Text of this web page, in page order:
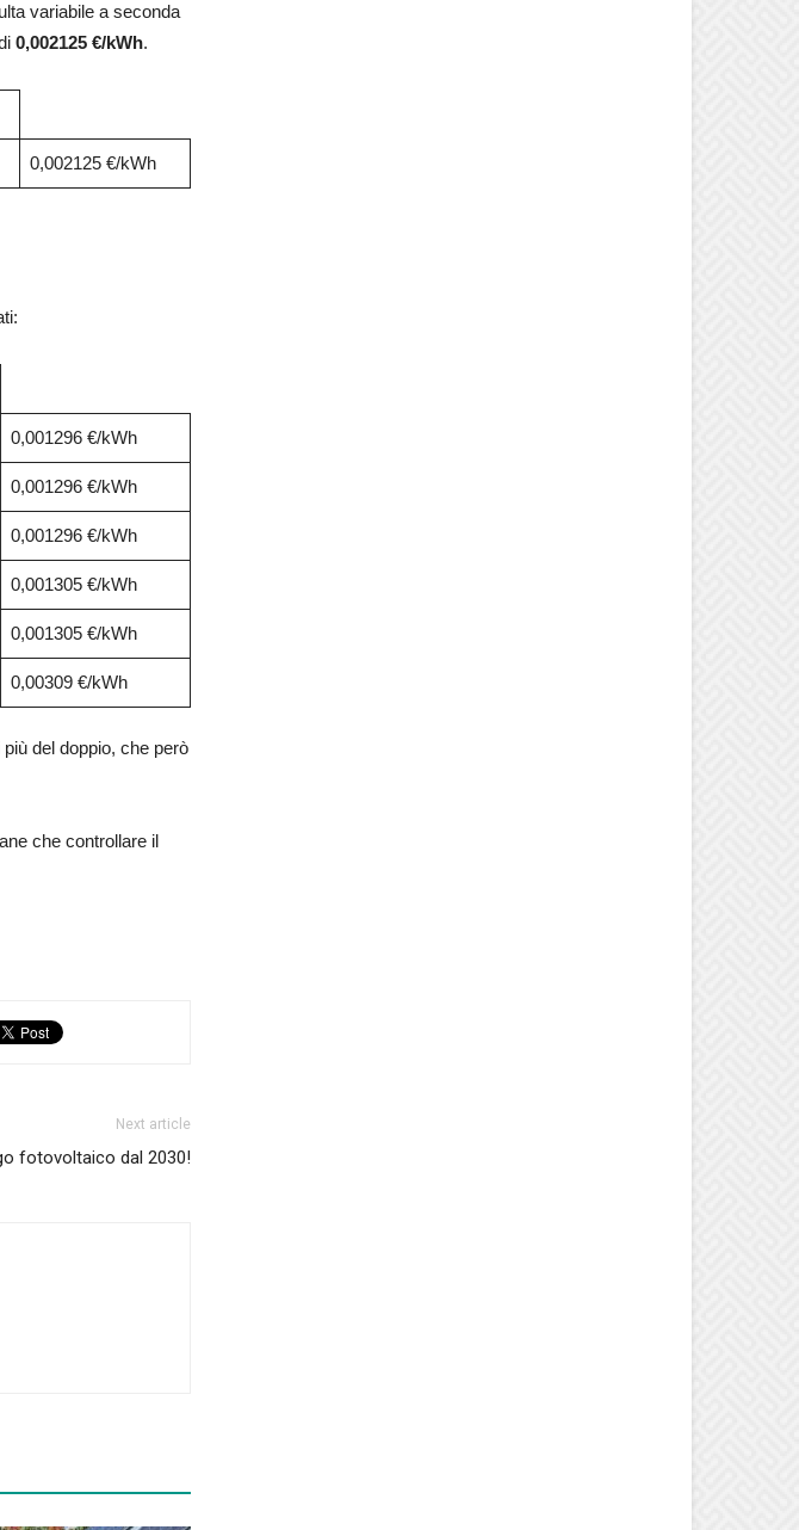
variabile a seconda
0,002125 €/kWh.
0,002125 €/kWh
0,001296 €/kWh
0,001296 €/kWh
0,001296 €/kWh
0,001305 €/kWh
0,001305 €/kWh
0,00309 €/kWh
del doppio, che però
che controllare il
Next article
fotovoltaico dal 2030!